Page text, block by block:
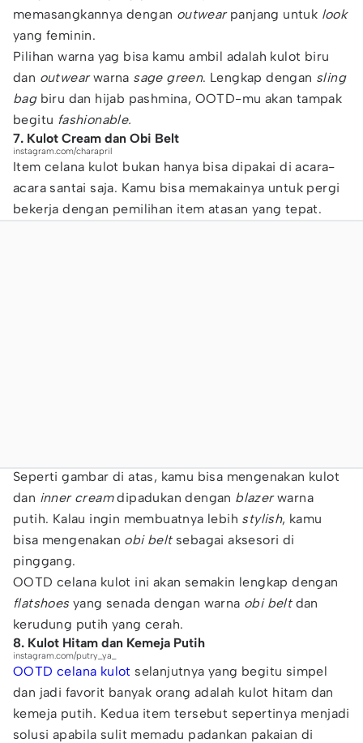
memasangkannya dengan outwearpanjang untuk look
yang feminin.
Pilihan warna yag bisa kamu ambil adalah kulot biru
dan outwearwarna sage green. Lengkap dengan sling
bagbiru dan hijab pashmina, OOTD-mu akan tampak
begitu fashionable.
7. Kulot Cream dan Obi Belt
instagram.com/charapril
Item celana kulot bukan hanya bisa dipakai di acara-
acara santai saja. Kamu bisa memakainya untuk pergi
bekerja dengan pemilihan item atasan yang tepat.
Seperti gambar di atas, kamu bisa mengenakan kulot
dan inner creamdipadukan dengan blazerwarna
putih. Kalau ingin membuatnya lebih stylish, kamu
bisa mengenakan obi beltsebagai aksesori di
pinggang.
OOTD celana kulot ini akan semakin lengkap dengan
flatshoesyang senada dengan warna obi beltdan
kerudung putih yang cerah.
8. Kulot Hitam dan Kemeja Putih
instagram.com/putry_ya_
OOTD celana kulot selanjutnya yang begitu simpel
dan jadi favorit banyak orang adalah kulot hitam dan
kemeja putih. Kedua item tersebut sepertinya menjadi
solusi apabila sulit memadu padankan pakaian di